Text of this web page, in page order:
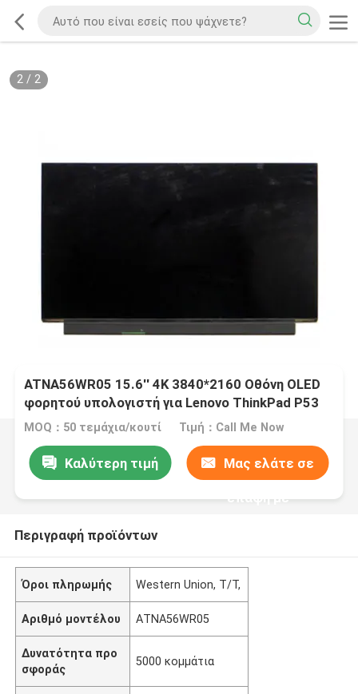
2/ 2
ATNA56WR05 15.6'' 4K 3840*2160 Οθόνη OLED
φορητού υπολογιστή για Lenovo ThinkPad P53
MOQ：50 τεμάχια/κουτί Τιμή：Call Me Now
Καλύτερη τιμή Μας ελάτε σε
επαφή με
Περιγραφή προϊόντων
Όροι πληρωμής Western Union, T/T,
Αριθμό μοντέλου ΑΤΝΑ56WR05
Δυνατότητα προ
σφοράς
5000 κομμάτια